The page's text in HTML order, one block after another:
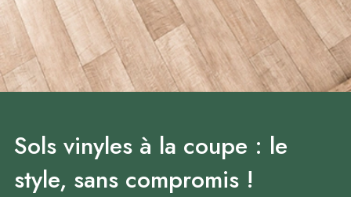
Sols vinyles à la coupe : le
style, sans compromis !